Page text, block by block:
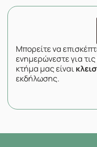
Μπορείτε να
ενημερώνεστε για τις
κτήμα μας είναι
εκδήλωσης.